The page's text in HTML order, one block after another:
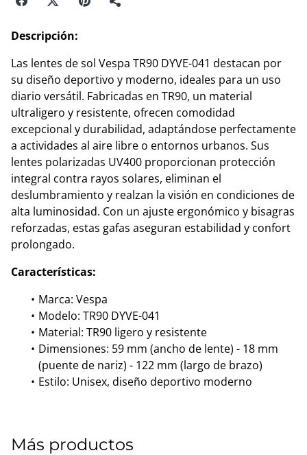
Descripción:
Las lentes de sol Vespa TR90 DYVE-041 destacan por
su diseño deportivo y moderno, ideales para un uso
diario versátil. Fabricadas en TR90, un material
ultraligero y resistente, ofrecen comodidad
excepcional y durabilidad, adaptándose perfectamente
a actividades al aire libre o entornos urbanos. Sus
lentes polarizadas UV400 proporcionan protección
integral contra rayos solares, eliminan el
deslumbramiento y realzan la visión en condiciones de
alta luminosidad. Con un ajuste ergonómico y bisagras
reforzadas, estas gafas aseguran estabilidad y confort
prolongado.
Características:
Marca: Vespa
Modelo: TR90 DYVE-041
Material: TR90 ligero y resistente
Dimensiones: 59 mm (ancho de lente) - 18 mm
(puente de nariz) - 122 mm (largo de brazo)
Estilo: Unisex, diseño deportivo moderno
Más productos